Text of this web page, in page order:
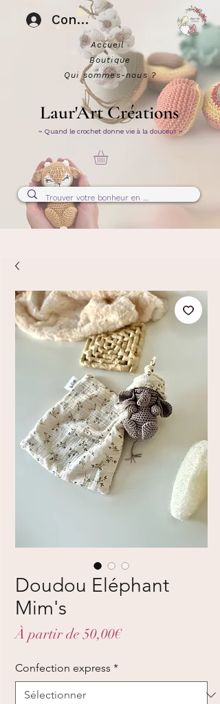
Connexion
Accueil
Boutique
Qui sommes-nous ?
Laur'Art Créations
~ Quand le crochet donne vie à la douceur ~
Doudou Eléphant
Mim's
À partir de50,00€Prix
Confection express *